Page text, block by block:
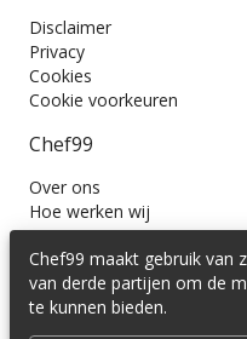
Disclaimer
Privacy
Cookies
Cookie voorkeuren
Chef99
Over ons
Hoe werken wij
Contact
Wil je ons volgen?
Chef99 maakt gebruik van
van derde partijen om de
te kunnen bieden.